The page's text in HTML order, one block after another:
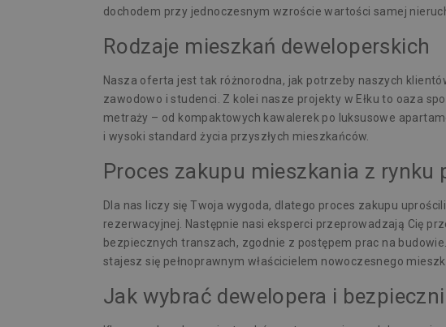
dochodem przy jednoczesnym wzroście wartości samej
Rodzaje mieszkań deweloperskich
Nasza oferta jest tak różnorodna, jak potrzeby naszych
zawodowo i studenci. Z kolei nasze projekty w Ełku to oaza
metraży – od kompaktowych kawalerek po luksusowe
i wysoki standard życia przyszłych mieszkańców.
Proces zakupu mieszkania z
Dla nas liczy się Twoja wygoda, dlatego proces zakupu
rezerwacyjnej. Następnie nasi eksperci przeprowadzają Cię
bezpiecznych transzach, zgodnie z postępem prac na
stajesz się pełnoprawnym właścicielem nowoczesnego
Jak wybrać dewelopera i